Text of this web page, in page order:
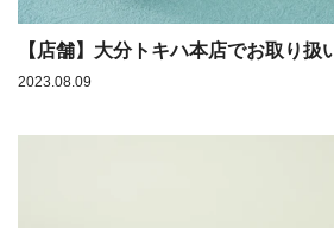
【店舗】大分トキハ本店でお取り扱
2023.08.09